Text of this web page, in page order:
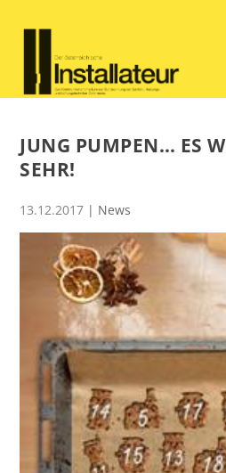
JUNG PUMPEN… ES
SEHR!
13.12.2017 | News